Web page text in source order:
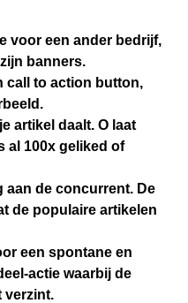
voor een ander bedrijf,
banners.
call to action button,
artikel daalt. O laat
al 100x geliked of
aan de concurrent. De
de populaire artikelen
een spontane en
actie waarbij de
verzint.